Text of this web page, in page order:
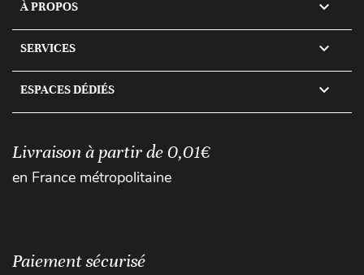
À PROPOS 
SERVICES 
ESPACES DÉDIÉS 
Livraison à partir de 0,01€
en France métropolitaine
Paiement sécurisé